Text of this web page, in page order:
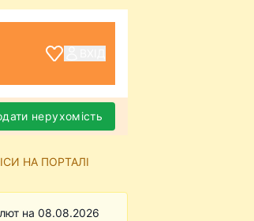
нерухомість
НА ПОРТАЛІ
на 08.08.2026